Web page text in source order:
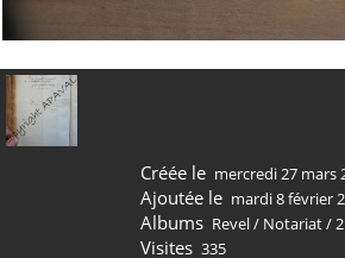
Créée le mercredi 27 mars
Ajoutée le mardi 8 février
Albums Revel/ Notariat/
Visites 335